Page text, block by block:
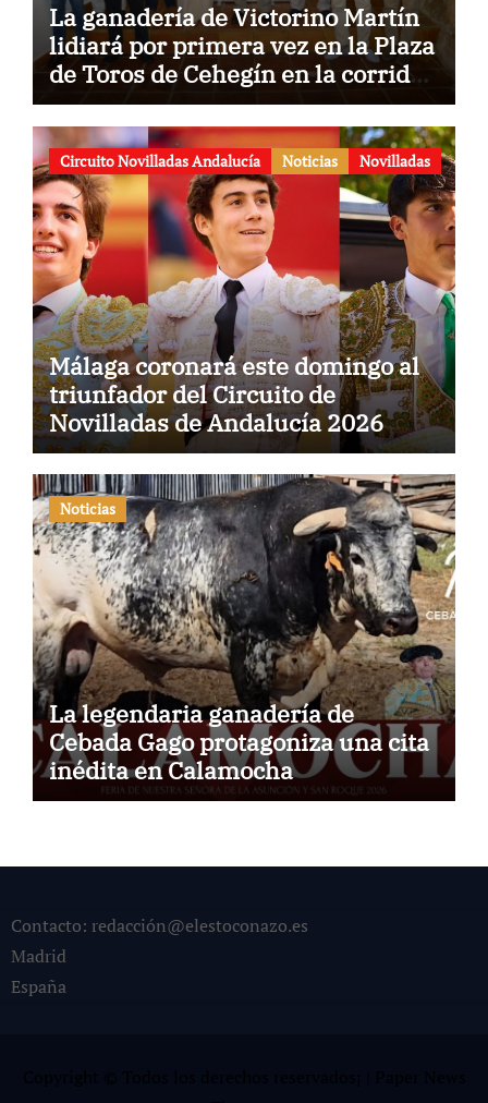
La ganadería de Victorino Martín
lidiará por primera vez en la Plaza
de Toros de Cehegín en la corrida
conmemorativa de su 125
aniversario
Circuito Novilladas Andalucía Noticias Novilladas
Málaga coronará este domingo al
triunfador del Circuito de
Novilladas de Andalucía 2026
Noticias
La legendaria ganadería de
Cebada Gago protagoniza una cita
inédita en Calamocha
Contacto: redacción@elestoconazo.es
Madrid
España